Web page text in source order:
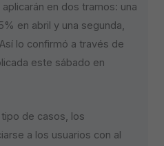
en dos tramos: una
en abril y una segunda,
lo confirmó a través de
este sábado en
de casos, los
a los usuarios con al